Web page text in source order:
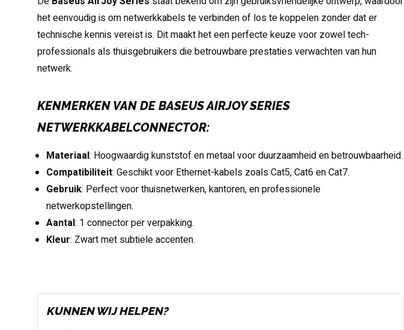
het eenvoudig is om netwerkkabels te verbinden of los te koppelen zonder dat er
technische kennis vereist is. Dit maakt het een perfecte keuze voor zowel tech-
professionals als thuisgebruikers die betrouwbare prestaties verwachten van hun
netwerk.
KENMERKEN VAN DE BASEUS AIRJOY SERIES
NETWERKKABELCONNECTOR:
Materiaal: Hoogwaardig kunststof en metaal voor duurzaamheid en betrouwbaarheid.
Compatibiliteit: Geschikt voor Ethernet-kabels zoals Cat5, Cat6 en Cat7.
Gebruik: Perfect voor thuisnetwerken, kantoren, en professionele
netwerkopstellingen.
Aantal: 1 connector per verpakking.
Kleur: Zwart met subtiele accenten.
KUNNEN WIJ HELPEN?